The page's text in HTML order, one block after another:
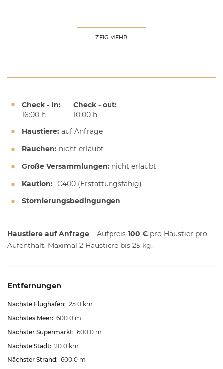
ZEIG MEHR
Check - In:
16:00 h
Check - out:
10:00 h
Haustiere: auf Anfrage
Rauchen: nicht erlaubt
Große Versammlungen: nicht erlaubt
Kaution: €400 (Erstattungsfähig)
Stornierungsbedingungen
Haustiere auf Anfrage– Aufpreis 100 €pro Haustier pro
Aufenthalt. Maximal 2 Haustiere bis 25 kg.
Entfernungen
Nächste Flughafen: 25.0 km
Nächstes Meer: 600.0 m
Nächster Supermarkt: 600.0 m
Nächste Stadt: 20.0 km
Nächster Strand: 600.0 m